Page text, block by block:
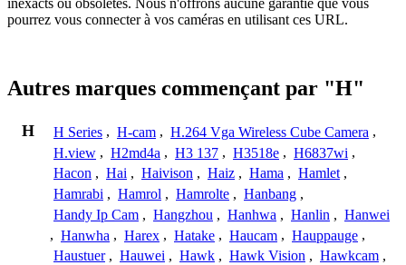
pourrez vous connecter à vos caméras en utilisant ces URL.
Autres marques commençant par "H"
H H Series , H-cam , H.264 Vga Wireless Cube Camera ,
H.view , H2md4a , H3 137 , H3518e , H6837wi ,
Hacon , Hai , Haivison , Haiz , Hama , Hamlet ,
Hamrabi , Hamrol , Hamrolte , Hanbang ,
Handy Ip Cam , Hangzhou , Hanhwa , Hanlin , Hanwei
, Hanwha , Harex , Hatake , Haucam , Hauppauge ,
Haustuer , Hauwei , Hawk , Hawk Vision , Hawkcam ,